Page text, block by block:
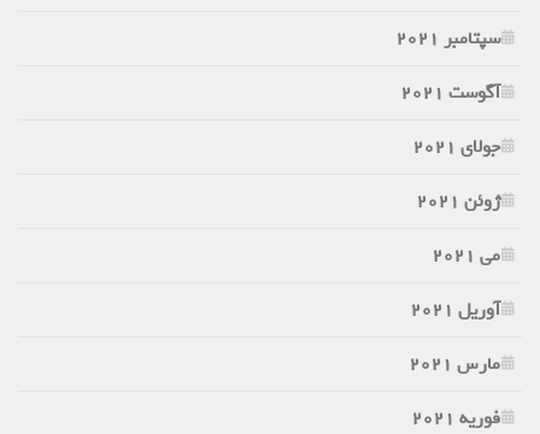
سپتامبر 2021
آگوست 2021
جولای 2021
ژوئن 2021
می 2021
آوریل 2021
مارس 2021
فوریه 2021